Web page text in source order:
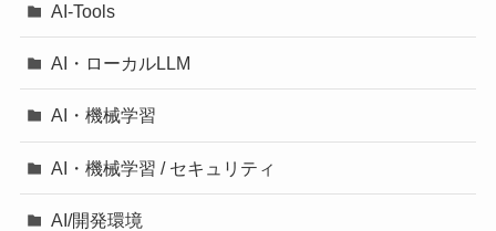
AI-Tools
AI・ローカルLLM
AI・機械学習
AI・機械学習 / セキュリティ
AI/開発環境